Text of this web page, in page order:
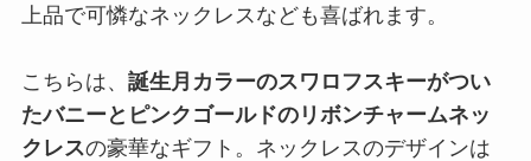
上品で可憐なネックレスなども喜ばれます。
こちらは、 誕生月カラーのスワロフスキーがつい
たバニーとピンクゴールドのリボンチャームネッ
クレスの豪華なギフト。ネックレスのデザインは